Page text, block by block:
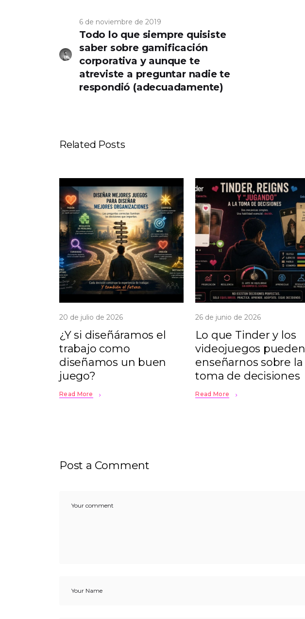
6 de noviembre de 2019
Todo lo que siempre quisiste
saber sobre gamificación
corporativa y aunque te
atreviste a preguntar nadie te
respondió (adecuadamente)
Related Posts
20 de julio de 2026
¿Y si diseñáramos el
trabajo como
diseñamos un buen
juego?
Read More
26 de junio de 2026
Lo que Tinder y los
videojuegos pueden
enseñarnos sobre la
toma de decisiones
Read More
Post a Comment